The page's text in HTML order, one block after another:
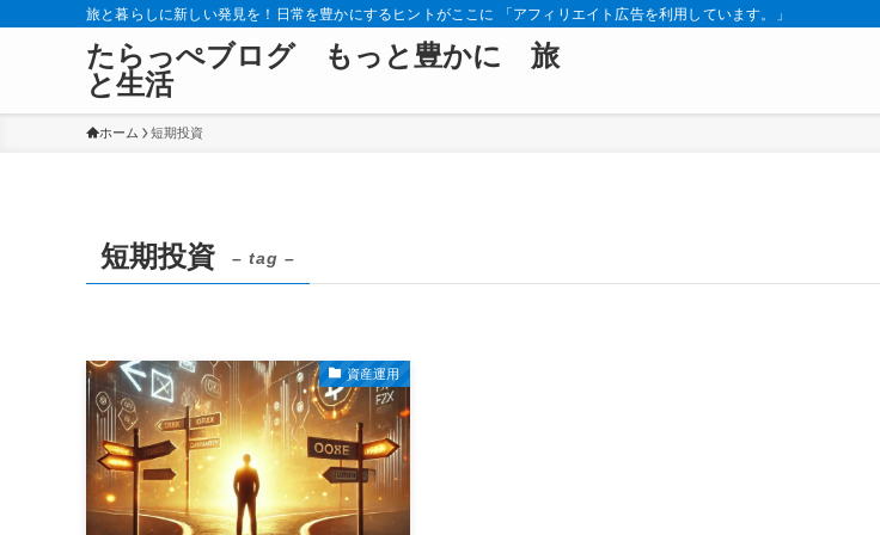
旅と暮らしに新しい発見を！日常を豊かにするヒントがここに 「アフィリエイト広告を利用しています。」
たらっぺブログ もっと豊かに 旅
と生活
ホーム 短期投資
短期投資 – tag –
資産運用